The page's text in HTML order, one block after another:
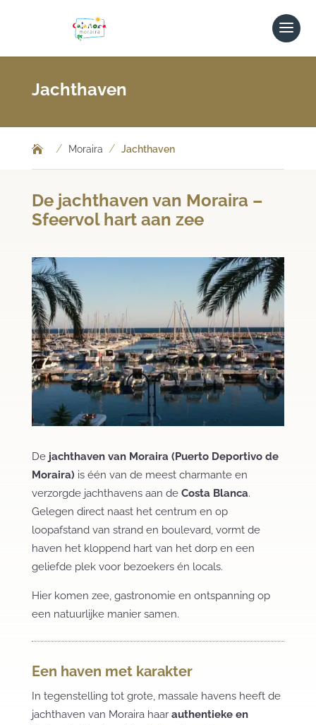
Jachthaven
/ Moraira / Jachthaven
De jachthaven van Moraira –
Sfeervol hart aan zee
De jachthaven van Moraira (Puerto Deportivo de
Moraira) is één van de meest charmante en
verzorgde jachthavens aan de Costa Blanca.
Gelegen direct naast het centrum en op
loopafstand van strand en boulevard, vormt de
haven het kloppend hart van het dorp en een
geliefde plek voor bezoekers én locals.
Hier komen zee, gastronomie en ontspanning op
een natuurlijke manier samen.
Een haven met karakter
In tegenstelling tot grote, massale havens heeft de
jachthaven van Moraira haar authentieke en